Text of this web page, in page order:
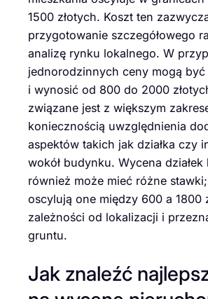
1500 złotych. Koszt ten
przygotowanie szczegółowego
analizę rynku lokalnego. W
jednorodzinnych ceny mogą
i wynosić od 800 do 2000
związane jest z większym
koniecznością uwzględnienia
aspektów takich jak działka czy
wokół budynku. Wycena
również może mieć różne
oscylują one między 600 a 1800
zależności od lokalizacji i
gruntu.
Jak znaleźć